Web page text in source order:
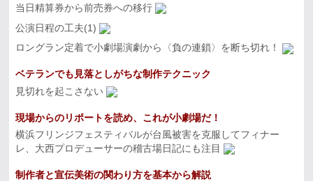
当日精算券から前売券への移行
公演日程の工夫(1)
ロングラン定着で小劇場演劇から〈負の連鎖〉を断ち切れ！
ベテランでも見落としがちな制作テクニック
見切れを起こさない
現場からのリポートを読め、これが小劇場だ！
横浜フリンジフェスティバルが台風被害を克服してフィナー
レ、大西プロデューサーの稽古場日記にも注目
制作者と宣伝美術の関わり方を基本から解説